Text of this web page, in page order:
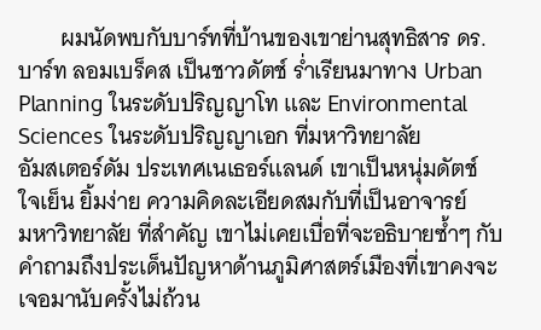
ผมนัดพบกับบาร์ทที่บ้านของเขาย่านสุทธิสาร ดร.
บาร์ท ลอมเบร็คส เป็นชาวดัตช์ ร่ำเรียนมาทาง Urban
Planning ในระดับปริญญาโท และ Environmental
Sciences ในระดับปริญญาเอก ที่มหาวิทยาลัย
อัมสเตอร์ดัม ประเทศเนเธอร์แลนด์ เขาเป็นหนุ่มดัตช์
ใจเย็น ยิ้มง่าย ความคิดละเอียดสมกับที่เป็นอาจารย์
มหาวิทยาลัย ที่สำคัญ เขาไม่เคยเบื่อที่จะอธิบายซ้ำๆ กับ
คำถามถึงประเด็นปัญหาด้านภูมิศาสตร์เมืองที่เขาคงจะ
เจอมานับครั้งไม่ถ้วน